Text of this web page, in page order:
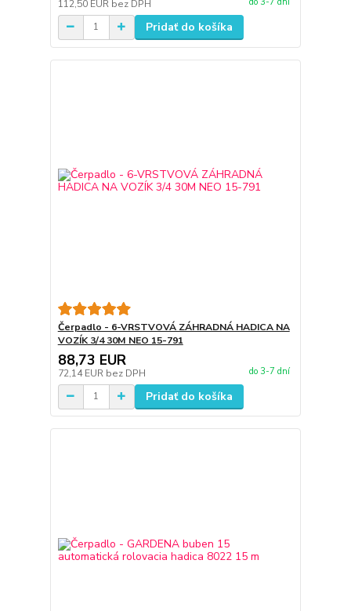
112,50 EUR bez DPH
Pridať do košíka
Čerpadlo - 6-VRSTVOVÁ ZÁHRADNÁ HADICA NA
VOZÍK 3/4 30M NEO 15-791
88,73 EUR
72,14 EUR bez DPH do 3-7 dní
Pridať do košíka